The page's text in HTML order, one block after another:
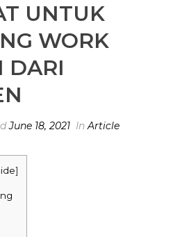
UNTUK
WORK
DARI
June 18, 2021 InArticle
]